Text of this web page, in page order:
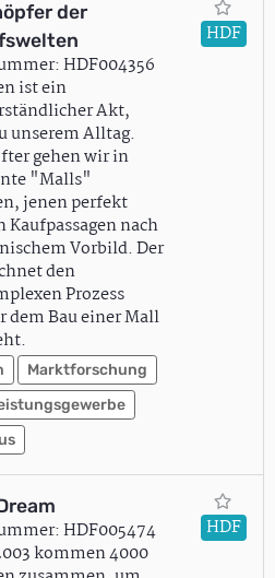
der
HDF004356
ist ein
Akt,
unserem Alltag.
gehen wir in
"Malls"
jenen perfekt
Kaufpassagen nach
Vorbild. Der
den
Prozess
dem Bau einer Mall
Marktforschung
HDF
HDF005474
kommen 4000
HDF